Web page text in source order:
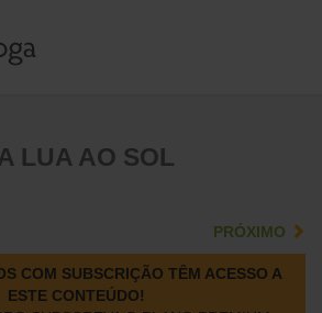
LUA AO SOL
PRÓXIMO
COM SUBSCRIÇÃO TÊM ACESSO A
ESTE CONTEÚDO!